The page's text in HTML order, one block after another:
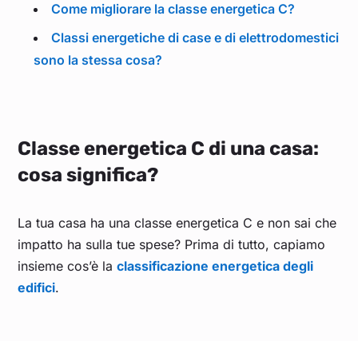
Come migliorare la classe energetica C?
Classi energetiche di case e di elettrodomestici
sono la stessa cosa?
Classe energetica C di una casa:
cosa significa?
La tua casa ha una classe energetica C e non sai che
impatto ha sulla tue spese? Prima di tutto, capiamo
insieme cos’è laclassificazione energetica degli
edifici.